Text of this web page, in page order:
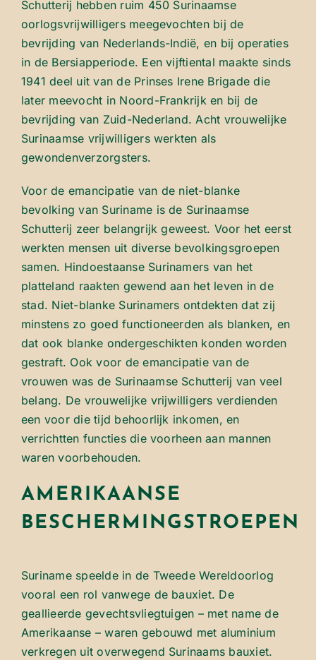
Schutterij hebben ruim 450 Surinaamse
oorlogsvrijwilligers meegevochten bij de
bevrijding van Nederlands-Indië, en bij operaties
in de Bersiapperiode. Een vijftiental maakte sinds
1941 deel uit van de Prinses Irene Brigade die
later meevocht in Noord-Frankrijk en bij de
bevrijding van Zuid-Nederland. Acht vrouwelijke
Surinaamse vrijwilligers werkten als
gewondenverzorgsters.
Voor de emancipatie van de niet-blanke
bevolking van Suriname is de Surinaamse
Schutterij zeer belangrijk geweest. Voor het eerst
werkten mensen uit diverse bevolkingsgroepen
samen. Hindoestaanse Surinamers van het
platteland raakten gewend aan het leven in de
stad. Niet-blanke Surinamers ontdekten dat zij
minstens zo goed functioneerden als blanken, en
dat ook blanke ondergeschikten konden worden
gestraft. Ook voor de emancipatie van de
vrouwen was de Surinaamse Schutterij van veel
belang. De vrouwelijke vrijwilligers verdienden
een voor die tijd behoorlijk inkomen, en
verrichtten functies die voorheen aan mannen
waren voorbehouden.
AMERIKAANSE
BESCHERMINGSTROEPEN
Suriname speelde in de Tweede Wereldoorlog
vooral een rol vanwege de bauxiet. De
geallieerde gevechtsvliegtuigen – met name de
Amerikaanse – waren gebouwd met aluminium
verkregen uit overwegend Surinaams bauxiet.